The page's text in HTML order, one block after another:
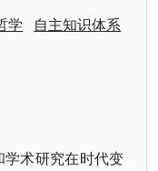
学 自主知识体系
术研究在时代变